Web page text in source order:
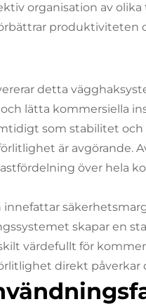
organisation av olika
detta
lätta kommersiella
som stabilitet
är avgörande.
över hela
skapar en
värdefullt för
direkt påverkar